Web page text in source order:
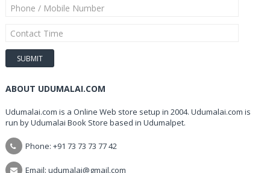
ABOUT UDUMALAI.COM
Udumalai.com is a Online Web store setup in 2004. Udumalai.com is
run by Udumalai Book Store based in Udumalpet.
Phone: +91 73 73 73 77 42
Email: udumalai@gmail.com